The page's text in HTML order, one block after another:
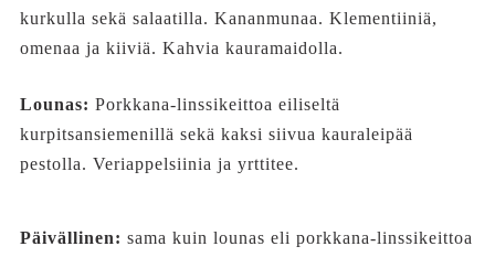
kurkulla sekä salaatilla. Kananmunaa. Klementiiniä,
omenaa ja kiiviä. Kahvia kauramaidolla.
Lounas: Porkkana-linssikeittoa eiliseltä
kurpitsansiemenillä sekä kaksi siivua kauraleipää
pestolla. Veriappelsiinia ja yrttitee.
Päivällinen: sama kuin lounas eli porkkana-linssikeittoa